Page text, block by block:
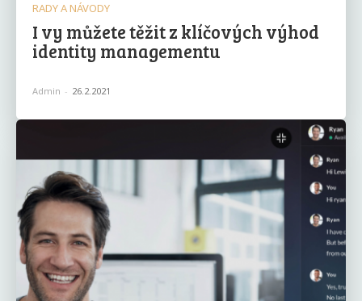
RADY A NÁVODY
I vy můžete těžit z klíčových výhod
identity managementu
Admin - 26.2.2021